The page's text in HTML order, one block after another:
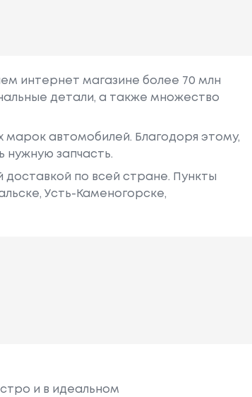
интернет магазине более 70 млн
детали, а также множество
автомобилей. Благодоря этому,
нужную запчасть.
по всей стране. Пункты
Усть-Каменогорске,
и в идеальном